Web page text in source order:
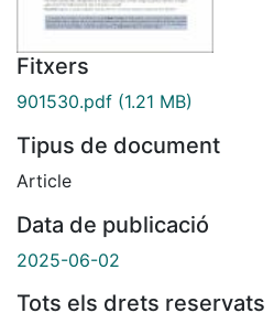
Fitxers
901530.pdf (1.21 MB)
Tipus de document
Article
Data de publicació
2025-06-02
Tots els drets reservats